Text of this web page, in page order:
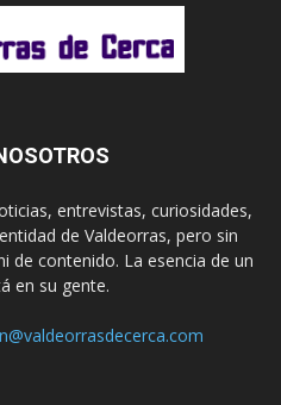
entrevistas, curiosidades,
de Valdeorras, pero sin
de contenido. La esencia de un
en su gente.